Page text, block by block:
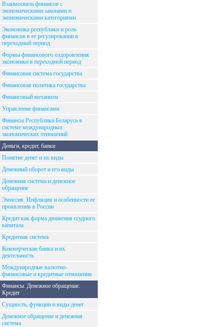
Взаимосвязь финансов с
экономическими законами и
экономическими категориями
Экономика республики и роль
финансов в ее регулировании в
переходный период
Формы финансового оздоровления
экономики в переходной период
Финансовая система государства
Финансовая политика государства
Финансовый механизм
Управление финансами
Финансы Республики Беларусь в
системе международных
экономических отношений
Деньги, кредит, банки
Понятие денег и их виды
Денежный оборот и его виды
Денежная система и денежное
обращение
Эмиссия. Инфляция и особенности ее
проявления в России
Кредит как форма движения ссудного
капитала
Кредитная система
Коммерческие банки и их
деятельность
Международные валютно-
финансовые и кредитные отношения
Финансы. Денежное обращение.
Кредит
Сущность, функции и виды денег
Денежное обращение и денежная
система